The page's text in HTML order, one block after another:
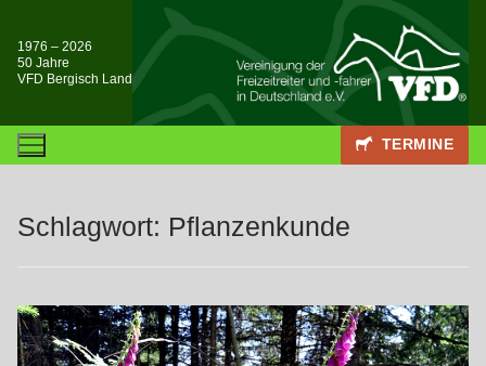
Inhalt
springen
1976 – 2026
50 Jahre
VFD Bergisch Land
TERMINE
Schlagwort: Pflanzenkunde